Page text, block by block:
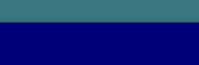
Aida Sánchez de Serdio